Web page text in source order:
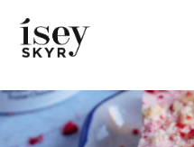
ÍSEY SKYR DESSERT